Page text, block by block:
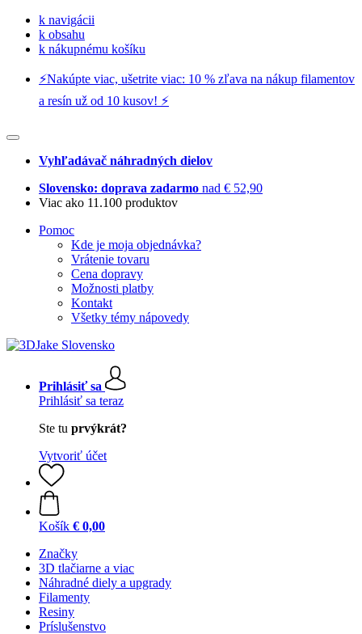
k navigácii
k obsahu
k nákupnému košíku
⚡️Nakúpte viac, ušetrite viac: 10 % zľava na nákup filamentov
a resín už od 10 kusov! ⚡️
Vyhľadávač náhradných dielov
Slovensko: doprava zadarmo nad € 52,90
Viac ako 11.100 produktov
Pomoc
Kde je moja objednávka?
Vrátenie tovaru
Cena dopravy
Možnosti platby
Kontakt
Všetky témy nápovedy
Prihlásiť sa
Prihlásiť sa teraz
Ste tu prvýkrát?
Vytvoriť účet
Košík € 0,00
Značky
3D tlačiarne a viac
Náhradné diely a upgrady
Filamenty
Resiny
Príslušenstvo